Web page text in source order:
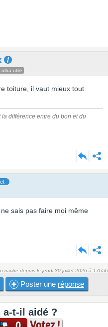
ultra utile
toiture, il vaut mieux tout
différence entre du bon et du
sais pas faire moi même
cache depuis le jeudi 30 juillet 2026 à 17h56
Poster une réponse
a-t-il aidé ?